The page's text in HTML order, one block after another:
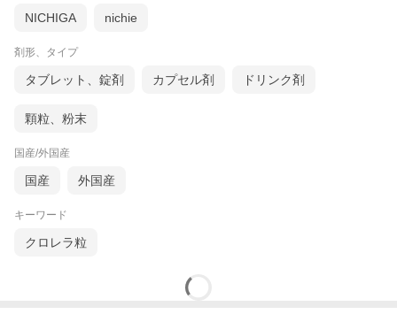
NICHIGA nichie
剤形、タイプ
タブレット、錠剤 カプセル剤 ドリンク剤
顆粒、粉末
国産/外国産
国産 外国産
キーワード
クロレラ粒